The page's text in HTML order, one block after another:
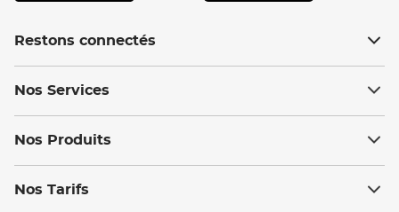
Restons connectés
Nos Services
Nos Produits
Nos Tarifs